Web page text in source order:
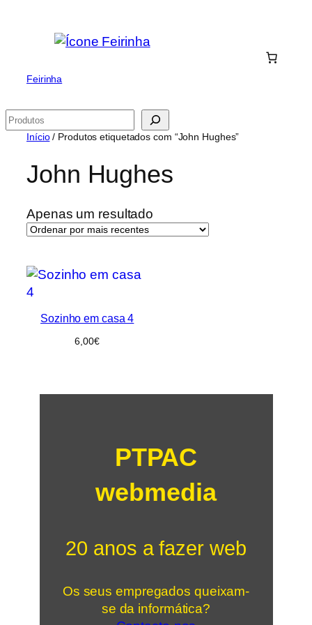
Feirinha
Pesquisar
Início/ Produtos etiquetados com “John Hughes”
John Hughes
Apenas um resultado
Sozinho em casa 4
6,00€
PTPAC
webmedia
20 anos a fazer web
Os seus empregados queixam-
se da informática?